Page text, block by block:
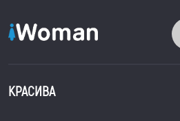
КРАСИВА